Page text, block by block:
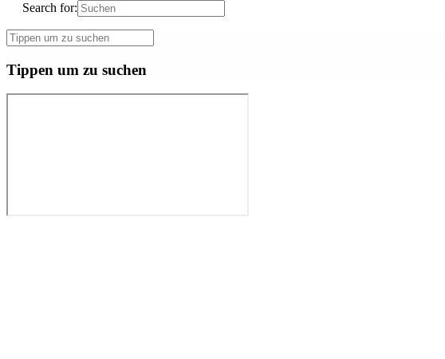
Search for:
Tippen um zu suchen